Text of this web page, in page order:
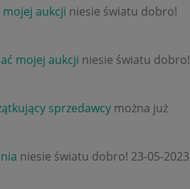
mojej aukcji niesie światu dobro!
mojej aukcji niesie światu dobro!
sprzedawcy można już
niesie światu dobro! ‎23-05-2023